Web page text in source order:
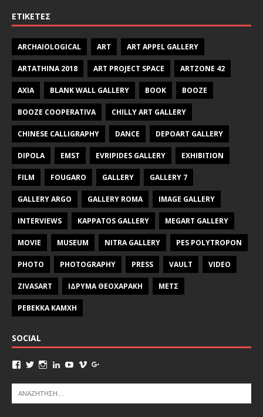
ΕΤΙΚΈΤΕΣ
ARCHAIOLOGICAL ART ART APPEL GALLERY
ARTATHINA 2018 ART PROJECT SPACE ARTZONE 42
AXIA BLANK WALL GALLERY BOOK BOOZE
BOOZE COOPERATIVA CHILLY ART GALLERY
CHINESE CALLIGRAPHY DANCE DEPOART GALLERY
DIPOLA EMST EVRIPIDES GALLERY EXHIBITION
FILM FOUGARO GALLERY GALLERY 7
GALLERY ARGO GALLERY ROMA IMAGE GALLERY
INTERVIEWS KAPPATOS GALLERY MEGART GALLERY
MOVIE MUSEUM NITRA GALLERY PES POLYTROPON
PHOTO PHOTOGRAPHY PRESS VAULT VIDEO
ZIVASART ΙΔΡΥΜΑ ΘΕΟΧΑΡΑΚΗ ΜΕΤΣ
ΡΕΒΕΚΚΑ ΚΑΜΧΗ
SOCIAL